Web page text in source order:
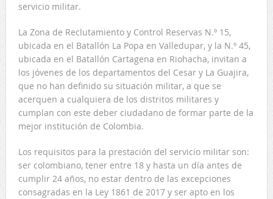
servicio militar.
La Zona de Reclutamiento y Control Reservas N.º 15,
ubicada en el Batallón La Popa en Valledupar, y la N.º 45,
ubicada en el Batallón Cartagena en Riohacha, invitan a
los jóvenes de los departamentos del Cesar y La Guajira,
que no han definido su situación militar, a que se
acerquen a cualquiera de los distritos militares y
cumplan con este deber ciudadano de formar parte de la
mejor institución de Colombia.
Los requisitos para la prestación del servicio militar son:
ser colombiano, tener entre 18 y hasta un día antes de
cumplir 24 años, no estar dentro de las excepciones
consagradas en la Ley 1861 de 2017 y ser apto en los